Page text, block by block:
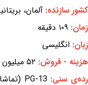
کشور سازنده: آلمان،
زمان: ۱۰۹ دقیقه
زبان: انگلیسی
هزینه - فروش: ۵۲ میلیون دلار - ۶۱۱/۳ میلیون دلار
رده‌ی سنی: